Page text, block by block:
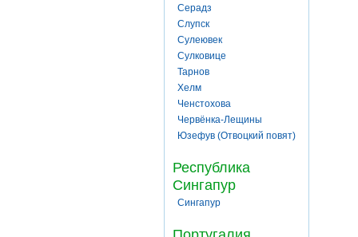
Серадз
Слупск
Сулеювек
Сулковице
Тарнов
Хелм
Ченстохова
Червёнка-Лещины
Юзефув (Отвоцкий повят)
Республика
Сингапур
Сингапур